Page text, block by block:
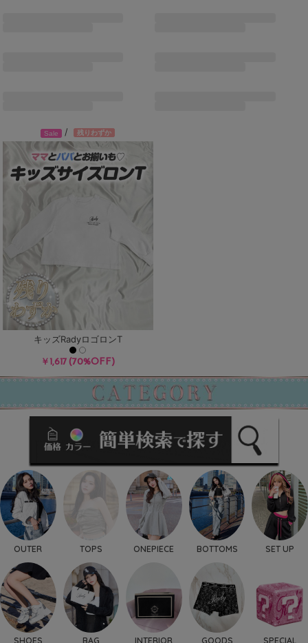
Sale / 残りわずか
キッズRadyロゴロンT
￥1,617(70%OFF)
OUTER TOPS ONEPIECE BOTTOMS SET UP
SHOES BAG INTERIOR GOODS SPECIAL